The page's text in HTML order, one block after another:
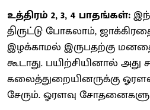
உத்திரம் 2, 3, 4 பாதங்கள்:
திருட்டு போகலாம்,
இழக்காமல் இருபதற்கு
கூடாது. பயிற்சியினால் அது
கலைத்துறையினருக்கு
சேரும். ஓரளவு